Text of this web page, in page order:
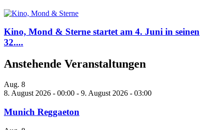
Kino, Mond & Sterne startet am 4. Juni in seinen
32....
Anstehende Veranstaltungen
Aug. 8
8. August 2026 - 00:00 - 9. August 2026 - 03:00
Munich Reggaeton